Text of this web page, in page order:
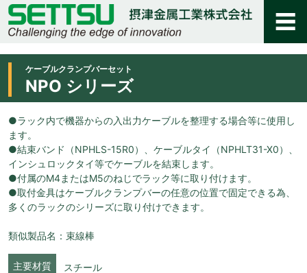
ケーブルクランプバーセット
NPO シリーズ
●ラック内で機器からの入出力ケーブルを整理する場合等に使用し
ます。
●結束バンド（NPHLS-15R0）、ケーブルタイ（NPHLT31-X0）、
インシュロックタイ等でケーブルを結束します。
●付属のM4またはM5のねじでラック等に取り付けます。
●取付金具はケーブルクランプバーの任意の位置で固定できる為、
多くのラックのシリーズに取り付けできます。
類似製品名：束線棒
主要材質 スチール